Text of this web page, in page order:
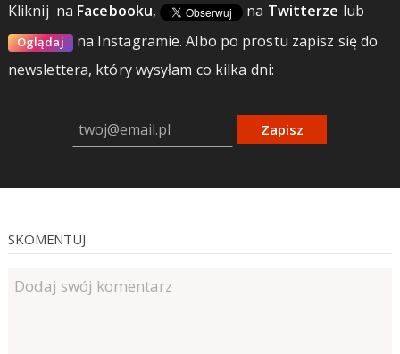
Kliknij na Facebooku, na Twitterze lub
Oglądaj na Instagramie.Albo po prostu zapisz się do
newslettera, który wysyłam co kilka dni:
Zapisz
SKOMENTUJ